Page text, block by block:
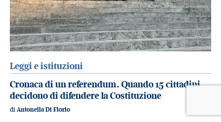
Leggi e istituzioni
Cronaca di un referendum. Quando 15 cittadini
decidono di difendere la Costituzione
di Antonella Di Florio